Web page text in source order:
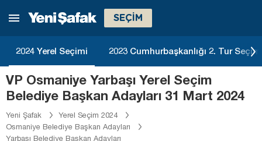
SEÇİM
2024 Yerel Seçimi 2023 Cumhurbaşkanlığı 2. Tur
VP Osmaniye Yarbaşı Yerel Seçim
Belediye Başkan Adayları 31 Mart 2024
Yeni Şafak
Yerel Seçim 2024
Osmaniye Belediye Başkan Adayları
Yarbaşı Belediye Başkan Adayları
Malatya
Mersin
Muğla
Muş